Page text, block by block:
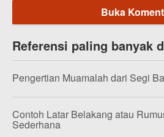
Buka
Referensi paling banyak
Pengertian Muamalah dari Segi
Contoh Latar Belakang atau
Sederhana